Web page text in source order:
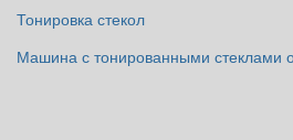
Тонировка стекол
Машина с тонированными стеклами